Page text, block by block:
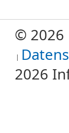
© 2026
2026